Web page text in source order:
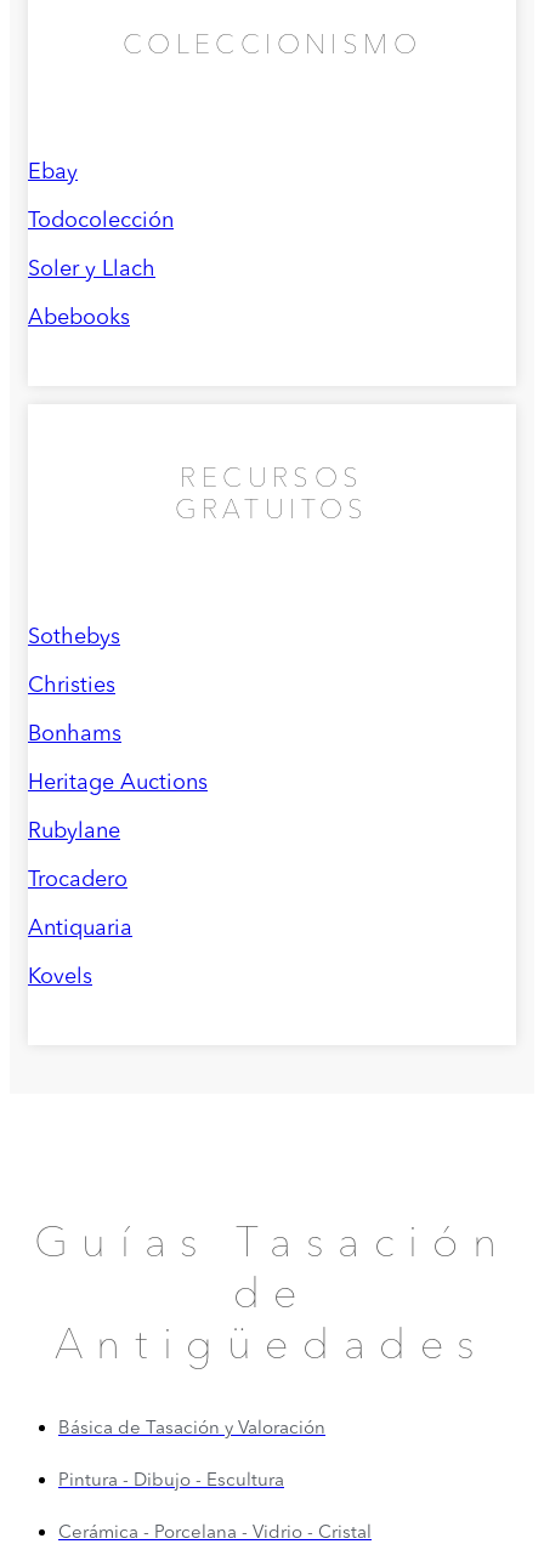
COLECCIONISMO
Ebay
Todocolección
Soler y Llach
Abebooks
RECURSOS
GRATUITOS
Sothebys
Christies
Bonhams
Heritage Auctions
Rubylane
Trocadero
Antiquaria
Kovels
Guías Tasación
de
Antigüedades
Básica de Tasación y Valoración
Pintura - Dibujo - Escultura
Cerámica - Porcelana - Vidrio - Cristal